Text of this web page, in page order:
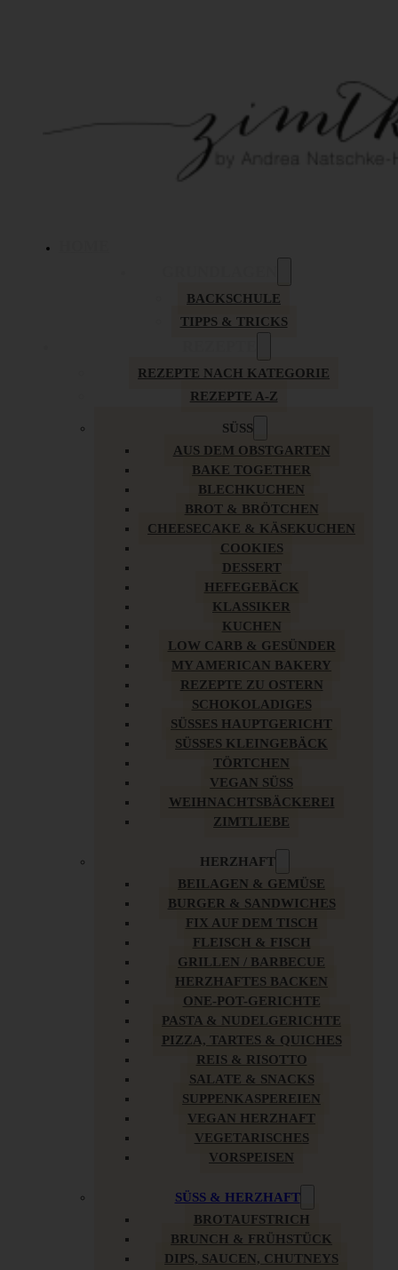
BACKSCHULE
TIPPS & TRICKS
REZEPTE NACH KATEGORIE
REZEPTE A-Z
SÜSS
AUS DEM OBSTGARTEN
BAKE TOGETHER
BLECHKUCHEN
BROT & BRÖTCHEN
CHEESECAKE & KÄSEKUCHEN
COOKIES
DESSERT
HEFEGEBÄCK
KLASSIKER
KUCHEN
LOW CARB & GESÜNDER
MY AMERICAN BAKERY
REZEPTE ZU OSTERN
SCHOKOLADIGES
SÜSSES HAUPTGERICHT
SÜSSES KLEINGEBÄCK
TÖRTCHEN
VEGAN SÜSS
WEIHNACHTSBÄCKEREI
ZIMTLIEBE
HERZHAFT
BEILAGEN & GEMÜSE
BURGER & SANDWICHES
FIX AUF DEM TISCH
FLEISCH & FISCH
GRILLEN / BARBECUE
HERZHAFTES BACKEN
ONE-POT-GERICHTE
PASTA & NUDELGERICHTE
PIZZA, TARTES & QUICHES
REIS & RISOTTO
SALATE & SNACKS
SUPPENKASPEREIEN
VEGAN HERZHAFT
VEGETARISCHES
VORSPEISEN
SÜSS & HERZHAFT
BROTAUFSTRICH
BRUNCH & FRÜHSTÜCK
DIPS, SAUCEN, CHUTNEYS